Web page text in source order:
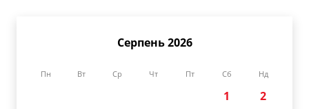
Серпень 2026
Пн Вт Ср Чт Пт Сб Нд
1
2